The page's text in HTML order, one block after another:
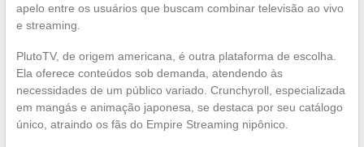
apelo entre os usuários que buscam combinar televisão ao vivo
e streaming.
PlutoTV, de origem americana, é outra plataforma de escolha.
Ela oferece conteúdos sob demanda, atendendo às
necessidades de um público variado. Crunchyroll, especializada
em mangás e animação japonesa, se destaca por seu catálogo
único, atraindo os fãs do Empire Streaming nipônico.